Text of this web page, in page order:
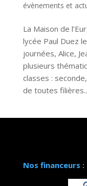
évènements et
La Maison de
lycée Paul Duez
journées, Alice,
plusieurs
classes :
de toutes
Nos financeurs :